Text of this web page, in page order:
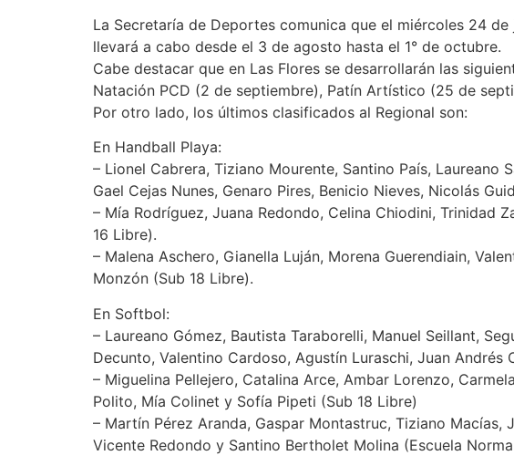
La Secretaría de Deportes comunica que el miércoles 24
llevará a cabo desde el 3 de agosto hasta el 1° de octubre.
Cabe destacar que en Las Flores se desarrollarán las
Natación PCD (2 de septiembre), Patín Artístico (25 de
Por otro lado, los últimos clasificados al Regional son:
En Handball Playa:
– Lionel Cabrera, Tiziano Mourente, Santino País, Laureano
Gael Cejas Nunes, Genaro Pires, Benicio Nieves, Nicolás
– Mía Rodríguez, Juana Redondo, Celina Chiodini, Trinidad
16 Libre).
– Malena Aschero, Gianella Luján, Morena Guerendiain,
Monzón (Sub 18 Libre).
En Softbol:
– Laureano Gómez, Bautista Taraborelli, Manuel Seillant,
Decunto, Valentino Cardoso, Agustín Luraschi, Juan Andrés
– Miguelina Pellejero, Catalina Arce, Ambar Lorenzo,
Polito, Mía Colinet y Sofía Pipeti (Sub 18 Libre)
– Martín Pérez Aranda, Gaspar Montastruc, Tiziano
Vicente Redondo y Santino Bertholet Molina (Escuela